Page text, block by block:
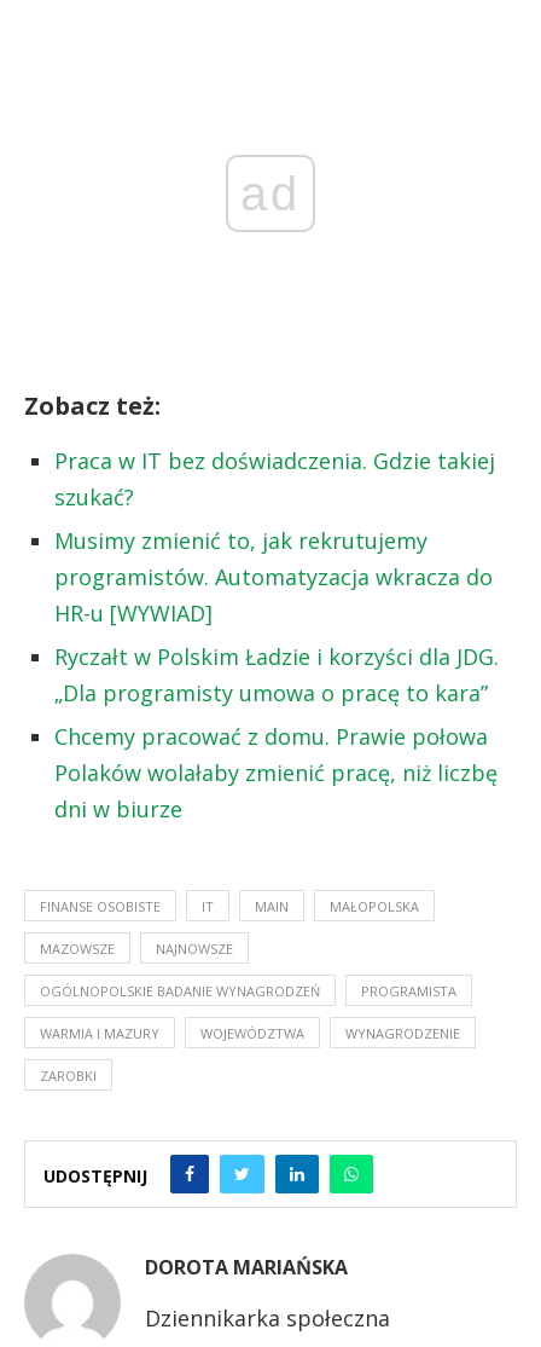
ad
Zobacz też:
Praca w IT bez doświadczenia. Gdzie takiej
szukać?
Musimy zmienić to, jak rekrutujemy
programistów. Automatyzacja wkracza do
HR-u [WYWIAD]
Ryczałt w Polskim Ładzie i korzyści dla JDG.
„Dla programisty umowa o pracę to kara”
Chcemy pracować z domu. Prawie połowa
Polaków wolałaby zmienić pracę, niż liczbę
dni w biurze
FINANSE OSOBISTE IT MAIN MAŁOPOLSKA
MAZOWSZE NAJNOWSZE
OGÓLNOPOLSKIE BADANIE WYNAGRODZEŃ PROGRAMISTA
WARMIA I MAZURY WOJEWÓDZTWA WYNAGRODZENIE
ZAROBKI
UDOSTĘPNIJ
DOROTA MARIAŃSKA
Dziennikarka społeczna